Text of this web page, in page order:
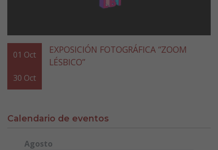
01 Oct
30 Oct
EXPOSICIÓN FOTOGRÁFICA “ZOOM
LÉSBICO”
Calendario de eventos
Agosto